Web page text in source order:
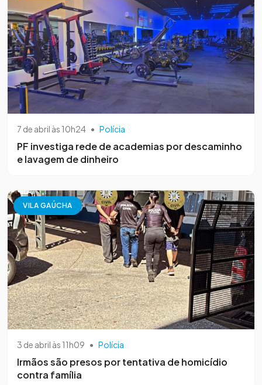
7 de abril às 10h24 • Polícia
PF investiga rede de academias por descaminho
e lavagem de dinheiro
VILA GAÚCHA
3 de abril às 11h09 • Polícia
Irmãos são presos por tentativa de homicídio
contra família